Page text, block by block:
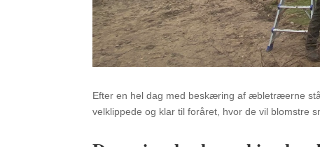
Efter en hel dag med beskæring af æbletræerne
velklippede og klar til foråret, hvor de vil blomstre